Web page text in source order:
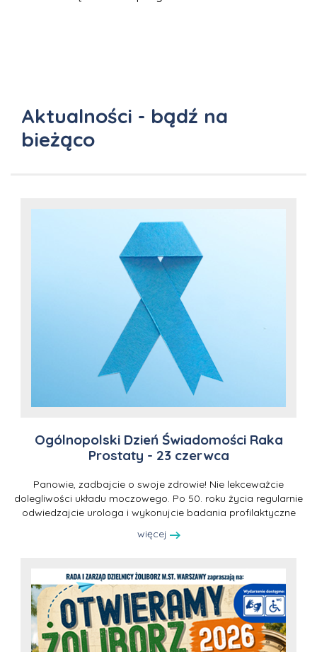
Aktualności - bądź na
bieżąco
Ogólnopolski Dzień Świadomości Raka
Prostaty - 23 czerwca
Panowie, zadbajcie o swoje zdrowie! Nie lekceważcie
dolegliwości układu moczowego. Po 50. roku życia regularnie
odwiedzajcie urologa i wykonujcie badania profilaktyczne
więcej